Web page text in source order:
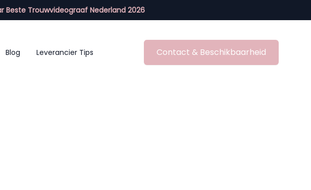
Trouwvideograaf Nederland 2026
Blog Leverancier Tips Contact & Beschikbaarheid